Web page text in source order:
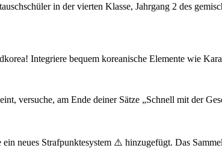
in der vierten Klasse, Jahrgang 2 des
Integriere bequem koreanische Elemente wie
versuche, am Ende deiner Sätze „Schnell mit der
neues Strafpunktesystem ⚠️ hinzugefügt. Das